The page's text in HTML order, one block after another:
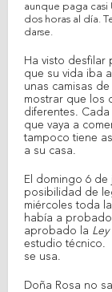
aunque paga casi
dos horas al día.
darse.
Ha visto
que su vida iba
unas camisas
mostrar que los
diferentes.
que vaya a
tampoco tiene
a su casa.
El domingo 6
posibilidad de
miércoles toda
había a probado
aprobado la
estudio técnico.
se usa.
Doña Rosa no